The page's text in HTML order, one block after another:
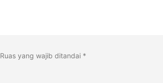
Ruas yang wajib ditandai *